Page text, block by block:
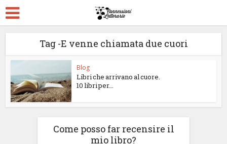
Tag -E venne chiamata due cuori
Blog
Libri che arrivano al cuore.
10 libri per...
Come posso far recensire il
mio libro?